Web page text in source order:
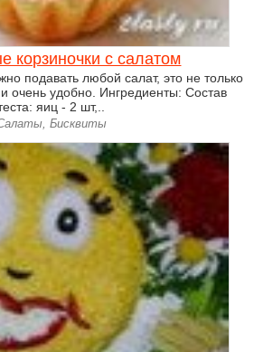
корзиночки с салатом
подавать любой салат, это не только
очень удобно. Ингредиенты: Состав
яиц - 2 шт,..
Бисквиты